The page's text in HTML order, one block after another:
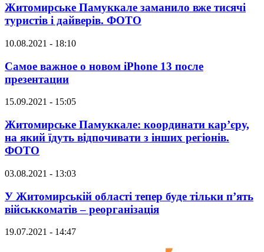
Житомирське Памуккале заманило вже тисячі
туристів і дайверів. ФОТО
10.08.2021 - 18:10
Самое важное о новом iPhone 13 после
презентации
15.09.2021 - 15:05
Житомирське Памуккале: координати кар’єру,
на який їдуть відпочивати з інших регіонів.
ФОТО
03.08.2021 - 13:03
У Житомирській області тепер буде тільки п’ять
військкоматів – реорганізація
19.07.2021 - 14:47